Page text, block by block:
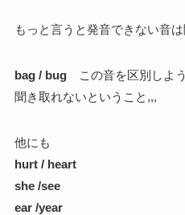
もっと言うと発音できない音
bag / bugこの音を区別しよう
聞き取れないということ,,,
他にも
hurt / heart
she /see
ear /year